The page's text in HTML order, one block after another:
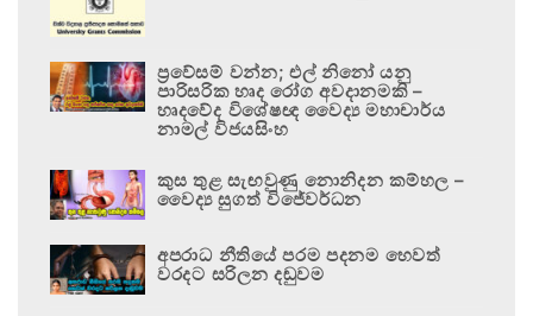
ප්‍රවේසම් වන්න; එල් නිනෝ යනු
පාරිසරික හෘද රෝග අවදානමකි –
හෘදවේද විශේෂඥ වෛද්‍ය මහාචාර්ය
නාමල් විජයසිංහ
කුස තුළ සැඟවුණු නොනිදන කම්හල –
වෛද්‍ය සුගත් විජේවර්ධන
අපරාධ නීතියේ පරම පදනම හෙවත්
වරදට සරිලන දඬුවම